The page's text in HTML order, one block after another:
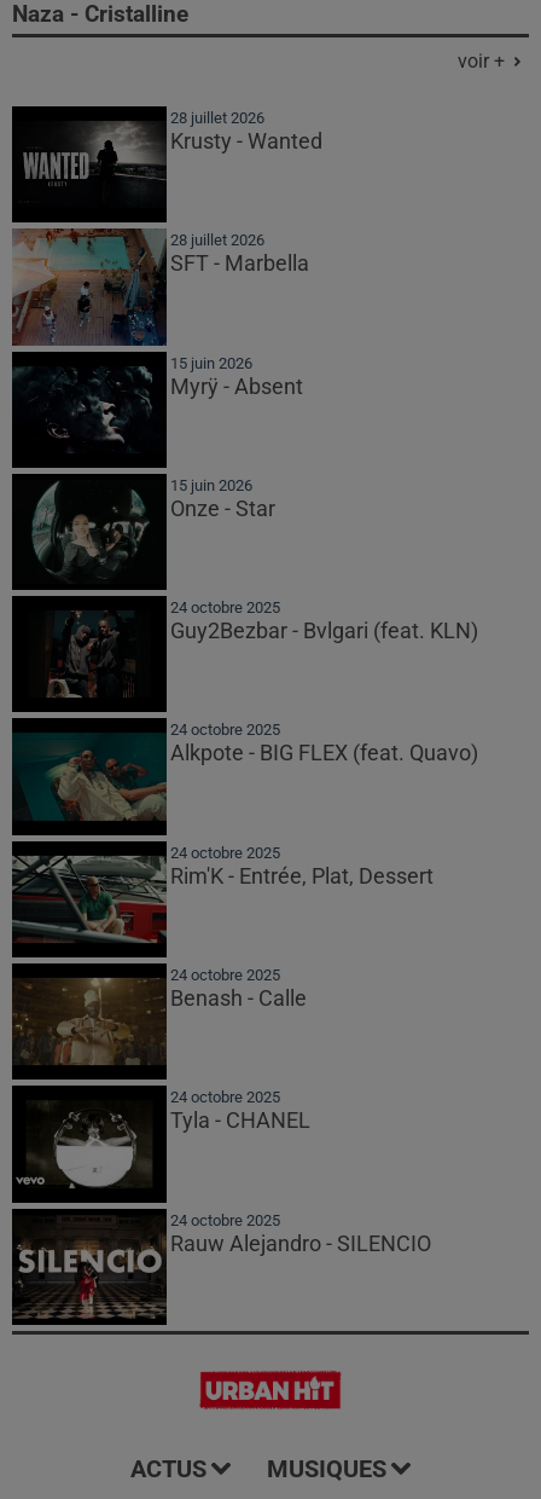
Naza - Cristalline
voir +
28 juillet 2026
Krusty - Wanted
28 juillet 2026
SFT - Marbella
15 juin 2026
Myrÿ - Absent
15 juin 2026
Onze - Star
24 octobre 2025
Guy2Bezbar - Bvlgari (feat. KLN)
24 octobre 2025
Alkpote - BIG FLEX (feat. Quavo)
24 octobre 2025
Rim'K - Entrée, Plat, Dessert
24 octobre 2025
Benash - Calle
24 octobre 2025
Tyla - CHANEL
24 octobre 2025
Rauw Alejandro - SILENCIO
ACTUS MUSIQUES